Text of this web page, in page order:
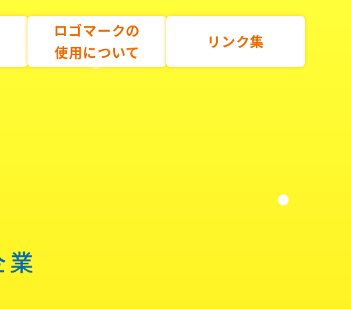
ロゴマークの
使用について
リンク集